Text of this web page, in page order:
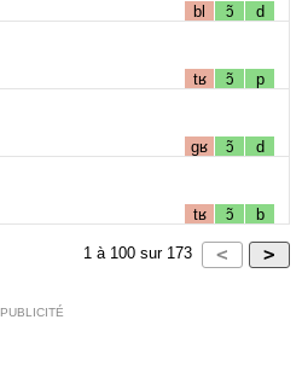
bl ɔ̃ d
tʁ ɔ̃ p
gʁ ɔ̃ d
tʁ ɔ̃ b
1 à 100 sur 173
PUBLICITÉ